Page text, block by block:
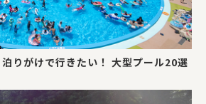
泊りがけで行きたい！ 大型プール20選